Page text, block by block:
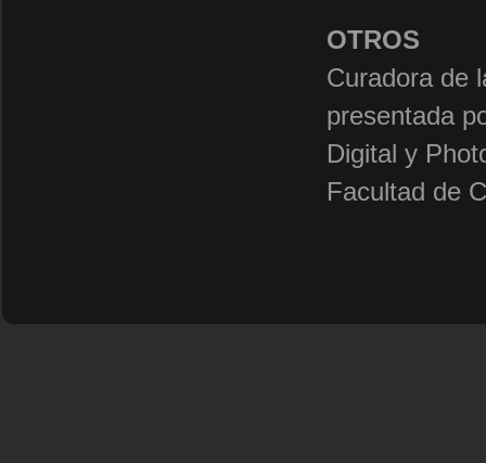
OTROS
Curadora de
presentada
Digital y
Facultad de